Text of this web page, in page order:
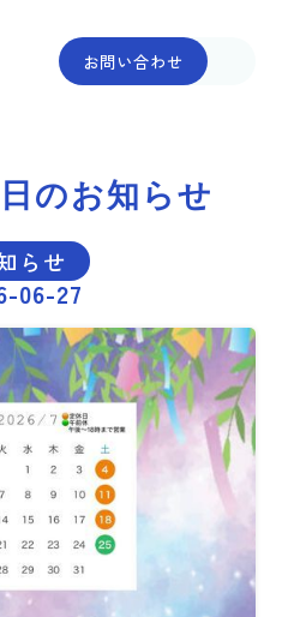
お問い合わせ
のお知らせ
らせ
06-27